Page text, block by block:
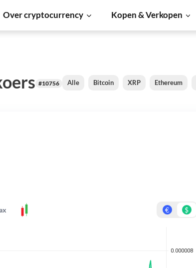
Over cryptocurrency Kopen & Verkopen
#10756 Alle Bitcoin XRP Ethereum
€ $